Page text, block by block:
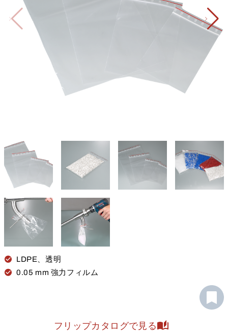
LDPE、透明
0.05 mm 強力フィルム
フリップカタログで見る